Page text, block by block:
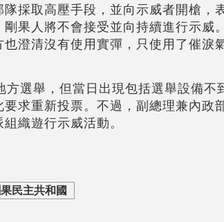
採取高壓手段，並向示威者開槍，
果人將不會接受並向持續進行示威
澄清沒有使用實彈，只使用了催淚
選舉，但當日出現包括選舉設備不
求重新投票。不過，副總理兼內政
織遊行示威活動。
民主共和國